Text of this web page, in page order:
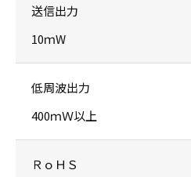
送信出力
10ｍW
低周波出力
400ｍＷ以上
ＲｏＨＳ